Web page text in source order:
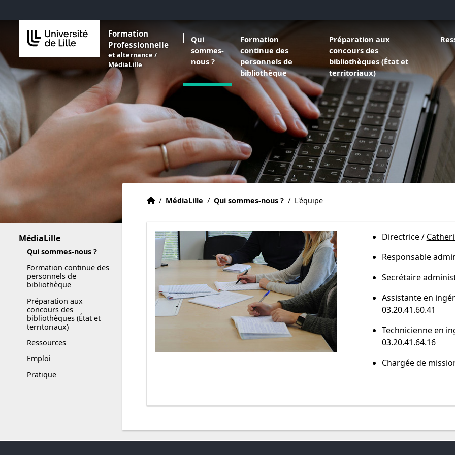
Formation
Professionnelle
et alternance /
MédiaLille
Qui
sommes-
nous ?
Ouvrir le sous menu de Qui sommes-nous ?
Formation
continue des
personnels de
bibliothèque
Ouvrir le sous menu de Formation continue des
Préparation aux
concours des
bibliothèques (État et
territoriaux)
Ouvrir le sous menu de
MédiaLille
Qui sommes-nous ?
Formation continue des
personnels de
bibliothèque
Préparation aux
concours des
bibliothèques (État et
territoriaux)
Ressources
Emploi
Pratique
Accueil
Accueil
/ MédiaLille / Qui sommes-nous ? / L'équipe
Directrice /
Responsable
Secrétaire
Assistante en
03.20.41.60.41
Technicienne en
03.20.41.64.16
Chargée de